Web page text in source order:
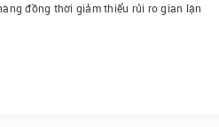
đồng thời giảm thiểu rủi ro gian lận